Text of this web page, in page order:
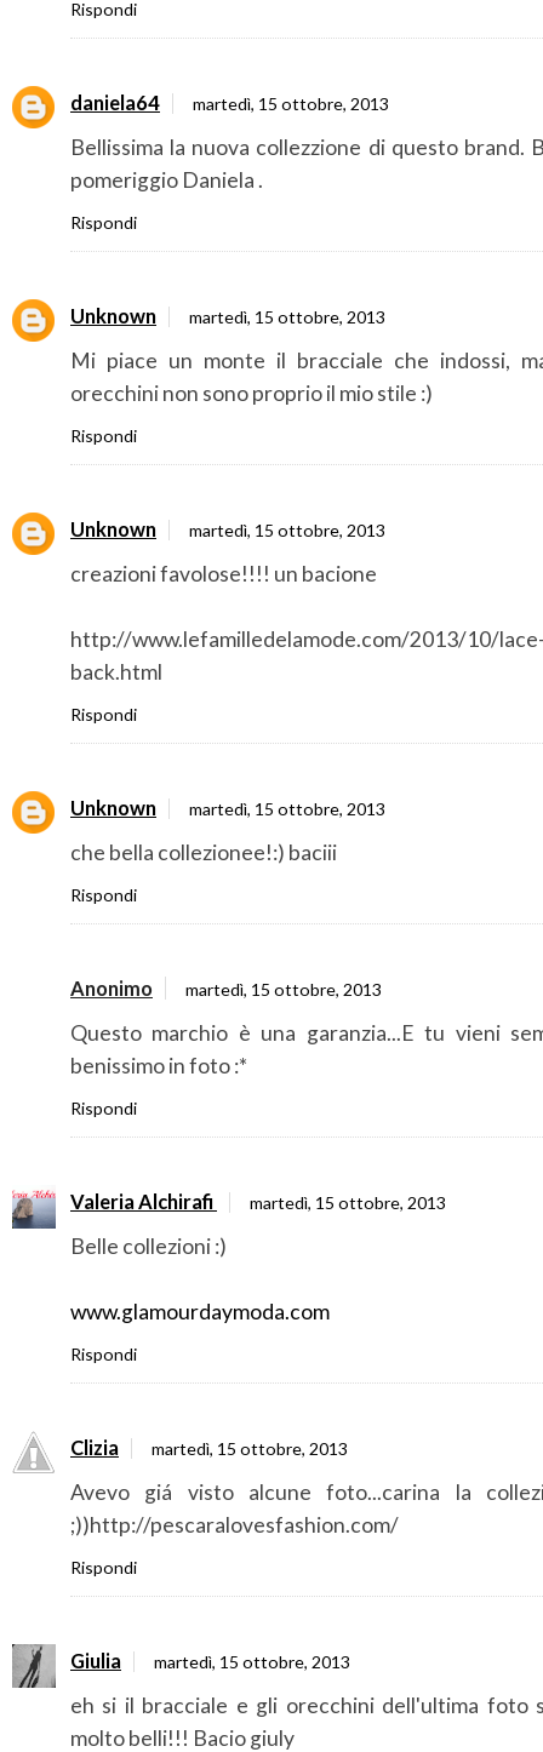
Rispondi
daniela64 martedì, 15 ottobre, 2013
Bellissima la nuova collezzione di questo brand.
pomeriggio Daniela .
Rispondi
Unknown martedì, 15 ottobre, 2013
Mi piace un monte il bracciale che indossi,
orecchini non sono proprio il mio stile :)
Rispondi
Unknown martedì, 15 ottobre, 2013
creazioni favolose!!!! un bacione
http://www.lefamilledelamode.com/2013/10/
back.html
Rispondi
Unknown martedì, 15 ottobre, 2013
che bella collezionee!:) baciii
Rispondi
Anonimo martedì, 15 ottobre, 2013
Questo marchio è una garanzia...E tu vieni
benissimo in foto :*
Rispondi
Valeria Alchirafi martedì, 15 ottobre, 2013
Belle collezioni :)
www.glamourdaymoda.com
Rispondi
Clizia martedì, 15 ottobre, 2013
Avevo giá visto alcune foto...carina la
;))http://pescaralovesfashion.com/
Rispondi
Giulia martedì, 15 ottobre, 2013
eh si il bracciale e gli orecchini dell'ultima foto
molto belli!!! Bacio giuly